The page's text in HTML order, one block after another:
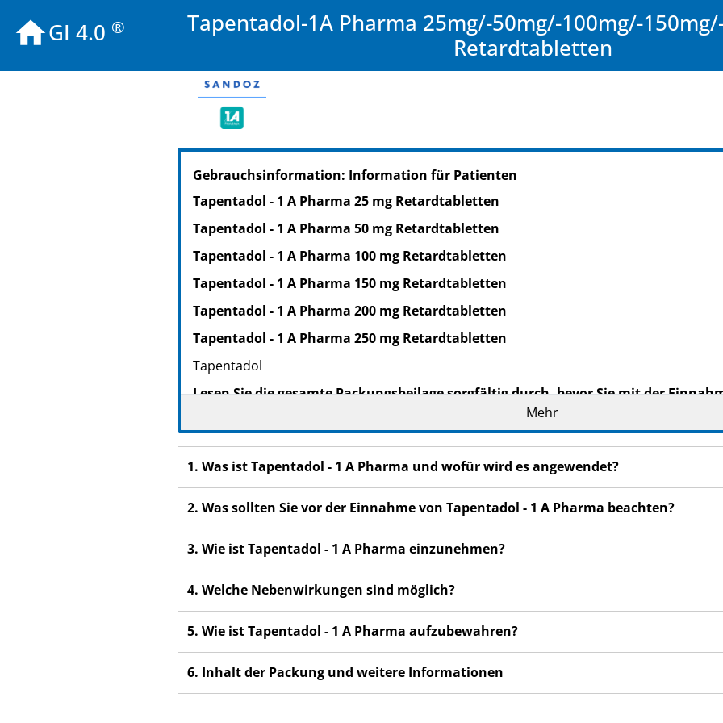
GI 4.0 ®
Tapentadol-1A Pharma 25mg/-50mg/-100mg/-
Retardtabletten
PZN: 17954465
PPN: 111795446541
NTIN: 04150179544655
PZN: 17954494
PPN: 111795449460
NTIN: 04150179544945
PZN: 17954519
PPN: 111795451944
NTIN: 04150179545195
PZN: 17954548
PPN: 111795454863
NTIN: 04150179545485
Gebrauchsinformation: Information für Patienten
Tapentadol - 1 A Pharma 25 mg Retardtabletten
Tapentadol - 1 A Pharma 50 mg Retardtabletten
Tapentadol - 1 A Pharma 100 mg Retardtabletten
Tapentadol - 1 A Pharma 150 mg Retardtabletten
Tapentadol - 1 A Pharma 200 mg Retardtabletten
Tapentadol - 1 A Pharma 250 mg Retardtabletten
Tapentadol
Lesen Sie die gesamte Packungsbeilage sorgfältig durch, bevor Sie mit der
Heben Sie die Packungsbeilage auf. Vielleicht möchten Sie diese später nochmals
Wenn Sie weitere Fragen haben, wenden Sie sich an Ihren Arzt oder Apotheker.
Dieses Arzneimittel wurde Ihnen persönlich verschrieben. Geben Sie es nicht an
anderen Menschen schaden, auch wenn diese die gleichen Beschwerden haben wie
Wenn Sie Nebenwirkungen bemerken, wenden Sie sich an Ihren Arzt oder
Nebenwirkungen, die nicht in dieser Packungsbeilage angegeben sind. Siehe
Mehr
1. Was ist Tapentadol - 1 A Pharma und wofür wird es angewendet?
2. Was sollten Sie vor der Einnahme von Tapentadol - 1 A Pharma beachten?
3. Wie ist Tapentadol - 1 A Pharma einzunehmen?
4. Welche Nebenwirkungen sind möglich?
5. Wie ist Tapentadol - 1 A Pharma aufzubewahren?
6. Inhalt der Packung und weitere Informationen